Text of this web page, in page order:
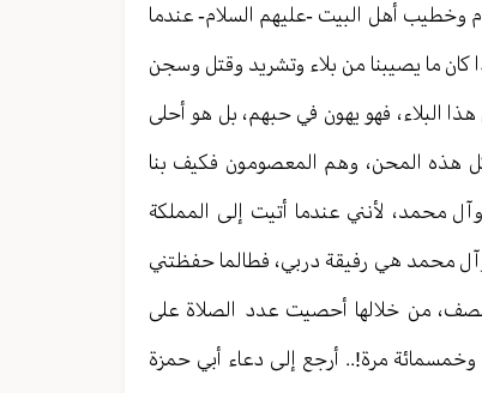
وخطيب أهل البيت -عليهم السلام- عندما
كان ما يصيبنا من بلاء وتشريد وقتل وسجن
البلاء، فهو يهون في حبهم، بل هو أحلى
كل هذه المحن، وهم المعصومون فكيف بنا
محمد، لأنني عندما أتيت إلى المملكة
محمد هي رفيقة دربي، فطالما حفظتني
من خلالها أحصيت عدد الصلاة على
أصلي على محمد وآل محمد 2500 مرة، ألفين وخمسمائة مرة!.. أرجع إلى دعاء أبي حمزة